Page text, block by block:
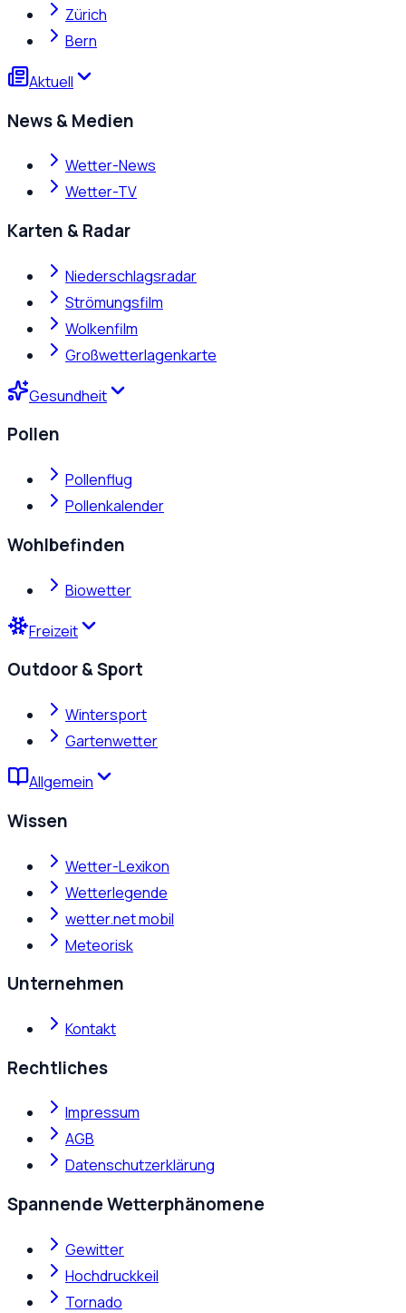
Zürich
Bern
Aktuell
News & Medien
Wetter-News
Wetter-TV
Karten & Radar
Niederschlagsradar
Strömungsfilm
Wolkenfilm
Großwetterlagenkarte
Gesundheit
Pollen
Pollenflug
Pollenkalender
Wohlbefinden
Biowetter
Freizeit
Outdoor & Sport
Wintersport
Gartenwetter
Allgemein
Wissen
Wetter-Lexikon
Wetterlegende
wetter.net mobil
Meteorisk
Unternehmen
Kontakt
Rechtliches
Impressum
AGB
Datenschutzerklärung
Spannende Wetterphänomene
Gewitter
Hochdruckkeil
Tornado